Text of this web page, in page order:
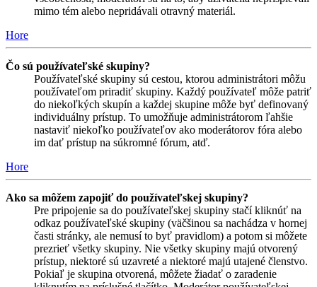
mimo tém alebo nepridávali otravný materiál.
Hore
Čo sú používateľské skupiny?
Používateľské skupiny sú cestou, ktorou administrátori môžu
používateľom priradiť skupiny. Každý používateľ môže patriť
do niekoľkých skupín a každej skupine môže byť definovaný
individuálny prístup. To umožňuje administrátorom ľahšie
nastaviť niekoľko používateľov ako moderátorov fóra alebo
im dať prístup na súkromné fórum, atď.
Hore
Ako sa môžem zapojiť do používateľskej skupiny?
Pre pripojenie sa do používateľskej skupiny stačí kliknúť na
odkaz používateľské skupiny (väčšinou sa nachádza v hornej
časti stránky, ale nemusí to byť pravidlom) a potom si môžete
prezrieť všetky skupiny. Nie všetky skupiny majú otvorený
prístup, niektoré sú uzavreté a niektoré majú utajené členstvo.
Pokiaľ je skupina otvorená, môžete žiadať o zaradenie